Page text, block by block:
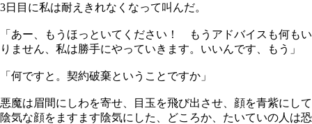
3日目に私は耐えきれなくなって叫んだ。
「あー、もうほっといてください！ もうアドバイスも何もい
りません、私は勝手にやっていきます。いいんです、もう」
「何ですと。契約破棄ということですか」
悪魔は眉間にしわを寄せ、目玉を飛び出させ、顔を青紫にして
陰気な顔をますます陰気にした、どころか、たいていの人は恐